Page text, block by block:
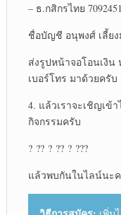
– ธ.กสิกรไทย
ชื่อบัญชี อนุพงศ์ เลี้ย
ส่งรูปหน้าจอโอนเงิ
เบอร์โทร มาด้วยครับ
4. แล้วเราจะเชิญเข้
กิจกรรมครับ
? ?? ? ?? ? ???
แล้วพบกันในไลน์นะ